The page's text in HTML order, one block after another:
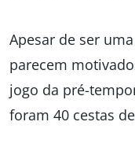
Apesar de ser
parecem
jogo da pré-
foram 40 cestas